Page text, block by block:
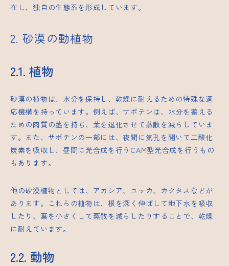
在し、独自の生態系を形成しています。
2. 砂漠の動植物
2.1. 植物
砂漠の植物は、水分を保持し、乾燥に耐えるための特殊な適
応機構を持っています。例えば、サボテンは、水分を蓄える
ための肉質の茎を持ち、葉を退化させて蒸散を減らしていま
す。また、サボテンの一部には、夜間に気孔を開いて二酸化
炭素を吸収し、昼間に光合成を行うCAM型光合成を行うもの
もあります。
他の砂漠植物としては、アカシア、ユッカ、カクタスなどが
あります。これらの植物は、根を深く伸ばして地下水を吸収
したり、葉を小さくして蒸散を減らしたりすることで、乾燥
に耐えています。
2.2. 動物